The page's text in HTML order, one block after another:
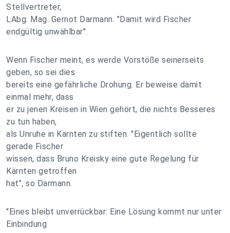
Stellvertreter,
LAbg. Mag. Gernot Darmann. "Damit wird Fischer
endgültig unwählbar".
Wenn Fischer meint, es werde Vorstöße seinerseits
geben, so sei dies
bereits eine gefährliche Drohung. Er beweise damit
einmal mehr, dass
er zu jenen Kreisen in Wien gehört, die nichts Besseres
zu tun haben,
als Unruhe in Kärnten zu stiften. "Eigentlich sollte
gerade Fischer
wissen, dass Bruno Kreisky eine gute Regelung für
Kärnten getroffen
hat", so Darmann.
"Eines bleibt unverrückbar: Eine Lösung kommt nur unter
Einbindung